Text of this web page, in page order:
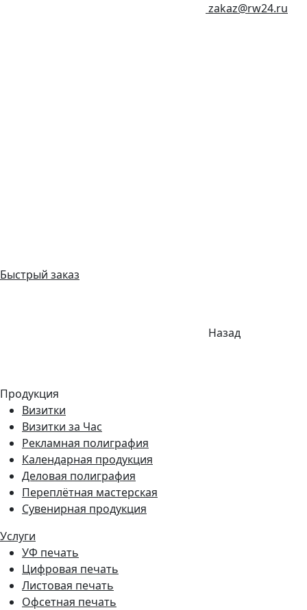
zakaz@rw24.ru
Быстрый заказ
Назад
Продукция
Визитки
Визитки за Час
Рекламная полиграфия
Календарная продукция
Деловая полиграфия
Переплётная мастерская
Сувенирная продукция
Услуги
УФ печать
Цифровая печать
Листовая печать
Офсетная печать